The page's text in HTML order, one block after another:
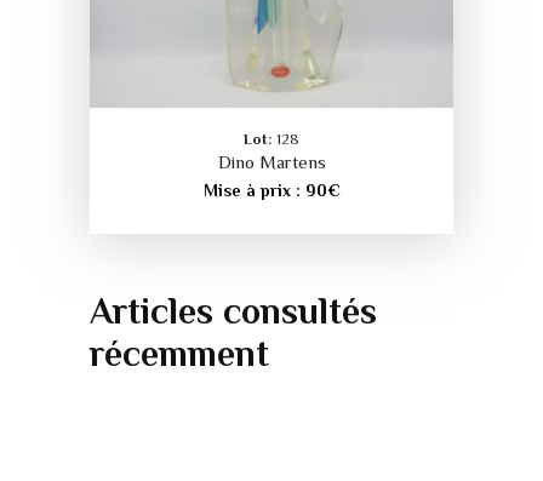
Lot: 128
Dino Martens
Mise à prix : 90€
Articles consultés
récemment